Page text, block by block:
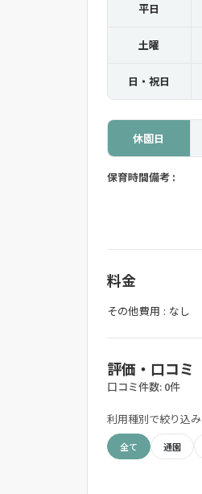
平日
土曜
日・祝日
休園日
保育時間備考 :
料金
その他費用 : なし
評価・口コミ
口コミ件数: 0件
利用種別で絞り込み
全て 通園